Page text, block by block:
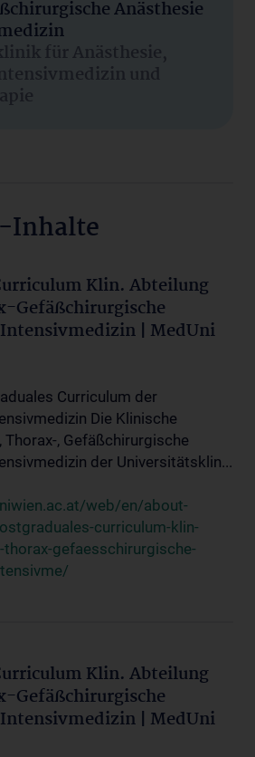
Anästhesie
für Anästhesie,
und
Inhalte
Klin. Abteilung
Gefäßchirurgische
| MedUni
Curriculum der
Die Klinische
, Gefäßchirurgische
der Universitätsklin...
web/en/about-
curriculum-klin-
thorax-gefaesschirurgische-
Klin. Abteilung
Gefäßchirurgische
| MedUni